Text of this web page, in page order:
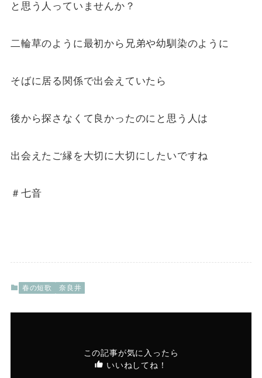
と思う人っていませんか？
二輪草のように最初から兄弟や幼馴染のように
そばに居る関係で出会えていたら
後から探さなくて良かったのにと思う人は
出会えたご縁を大切に大切にしたいですね
＃七音
春の短歌 奈良井
この記事が気に入ったら
いいねしてね！